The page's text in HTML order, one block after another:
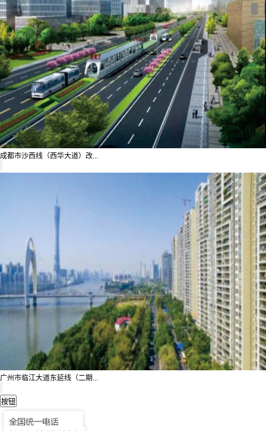
成都市沙西线（西华大道）改...
广州市临江大道东延线（二期...